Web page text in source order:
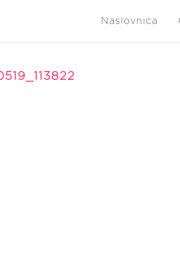
Naslovnica